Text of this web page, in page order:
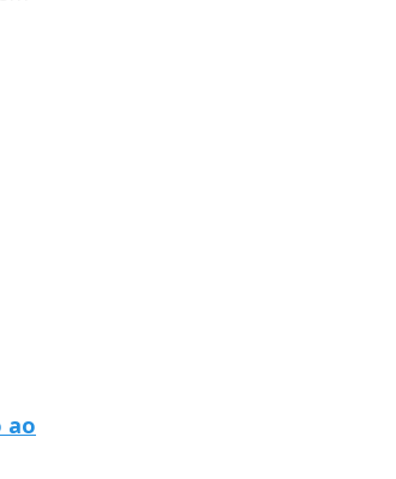
ao